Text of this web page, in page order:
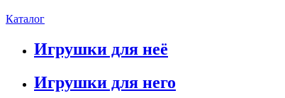
Каталог
Игрушки для неё
Игрушки для него